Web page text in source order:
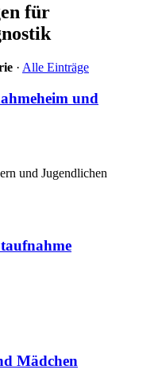
für
· Alle Einträge
und
und Jugendlichen
Mädchen